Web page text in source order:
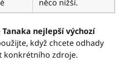
něco nižší.
Tanaka nejlepší výchozí
když chcete odhady
konkrétního zdroje.